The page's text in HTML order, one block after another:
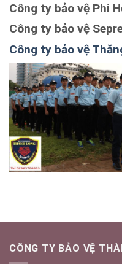
Công ty bảo vệ Phi
Công ty bảo vệ
Công ty bảo vệ
CÔNG TY BẢO VỆ